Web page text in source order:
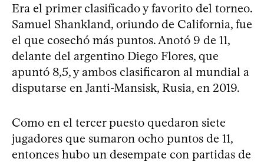
Era el primer clasificado y favorito del torneo.
Samuel Shankland, oriundo de California, fue
el que cosechó más puntos. Anotó 9 de 11,
delante del argentino Diego Flores, que
apuntó 8,5, y ambos clasificaron al mundial a
disputarse en Janti-Mansisk, Rusia, en 2019.
Como en el tercer puesto quedaron siete
jugadores que sumaron ocho puntos de 11,
entonces hubo un desempate con partidas de